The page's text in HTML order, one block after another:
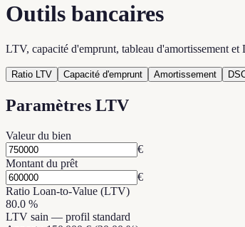
Outils bancaires
LTV, capacité d'emprunt, tableau d'amortissement
Ratio LTV Capacité d'emprunt Amortissement
Paramètres LTV
Valeur du bien
€
Montant du prêt
€
Ratio Loan-to-Value (LTV)
80.0 %
LTV sain — profil standard